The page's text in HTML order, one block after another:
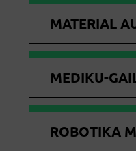
MATERIAL
MEDIKU-
ROBOTIKA